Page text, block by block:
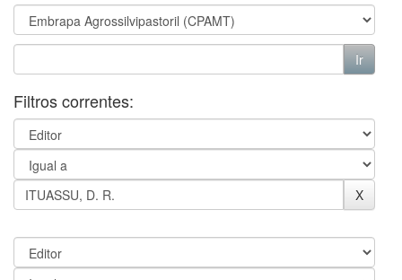
Filtros correntes: